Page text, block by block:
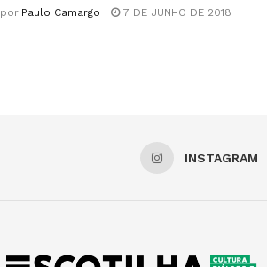
por Paulo Camargo 7 DE JUNHO DE 2018
INSTAGRAM